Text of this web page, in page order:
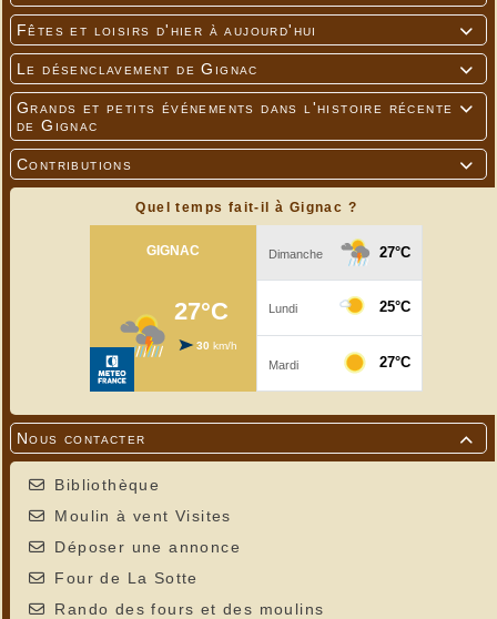

Fêtes et loisirs d'hier à aujourd'hui

Le désenclavement de Gignac

Grands et petits événements dans l'histoire récente
de Gignac

Contributions
Quel temps fait-il à Gignac ?

Nous contacter
Bibliothèque
Moulin à vent Visites
Déposer une annonce
Four de La Sotte
Rando des fours et des moulins